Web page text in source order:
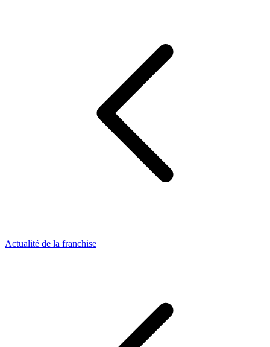
Actualité de la franchise